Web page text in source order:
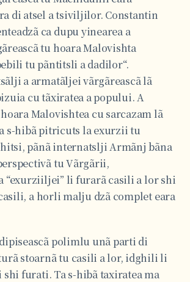
di atsel a tsiviljilor. Constantin
ca dupu yinearea a
tu hoara Malovishta
tu pãntitsli a dadilor“.
a armatãljei vãrgãreascã lã
cu tãxiratea a popului. A
Malovishtea cu sarcazam lã
s-hibã pitricuts la exurzii tu
pãnã internatslji Armãnj bãna
tu Vãrgãrii,
“exurziiljei” li furarã casili a lor shi
a horli malju dzã complet eara
polimlu unã parti di
stoarnã tu casili a lor, idghili li
furati. Ta s-hibã taxiratea ma